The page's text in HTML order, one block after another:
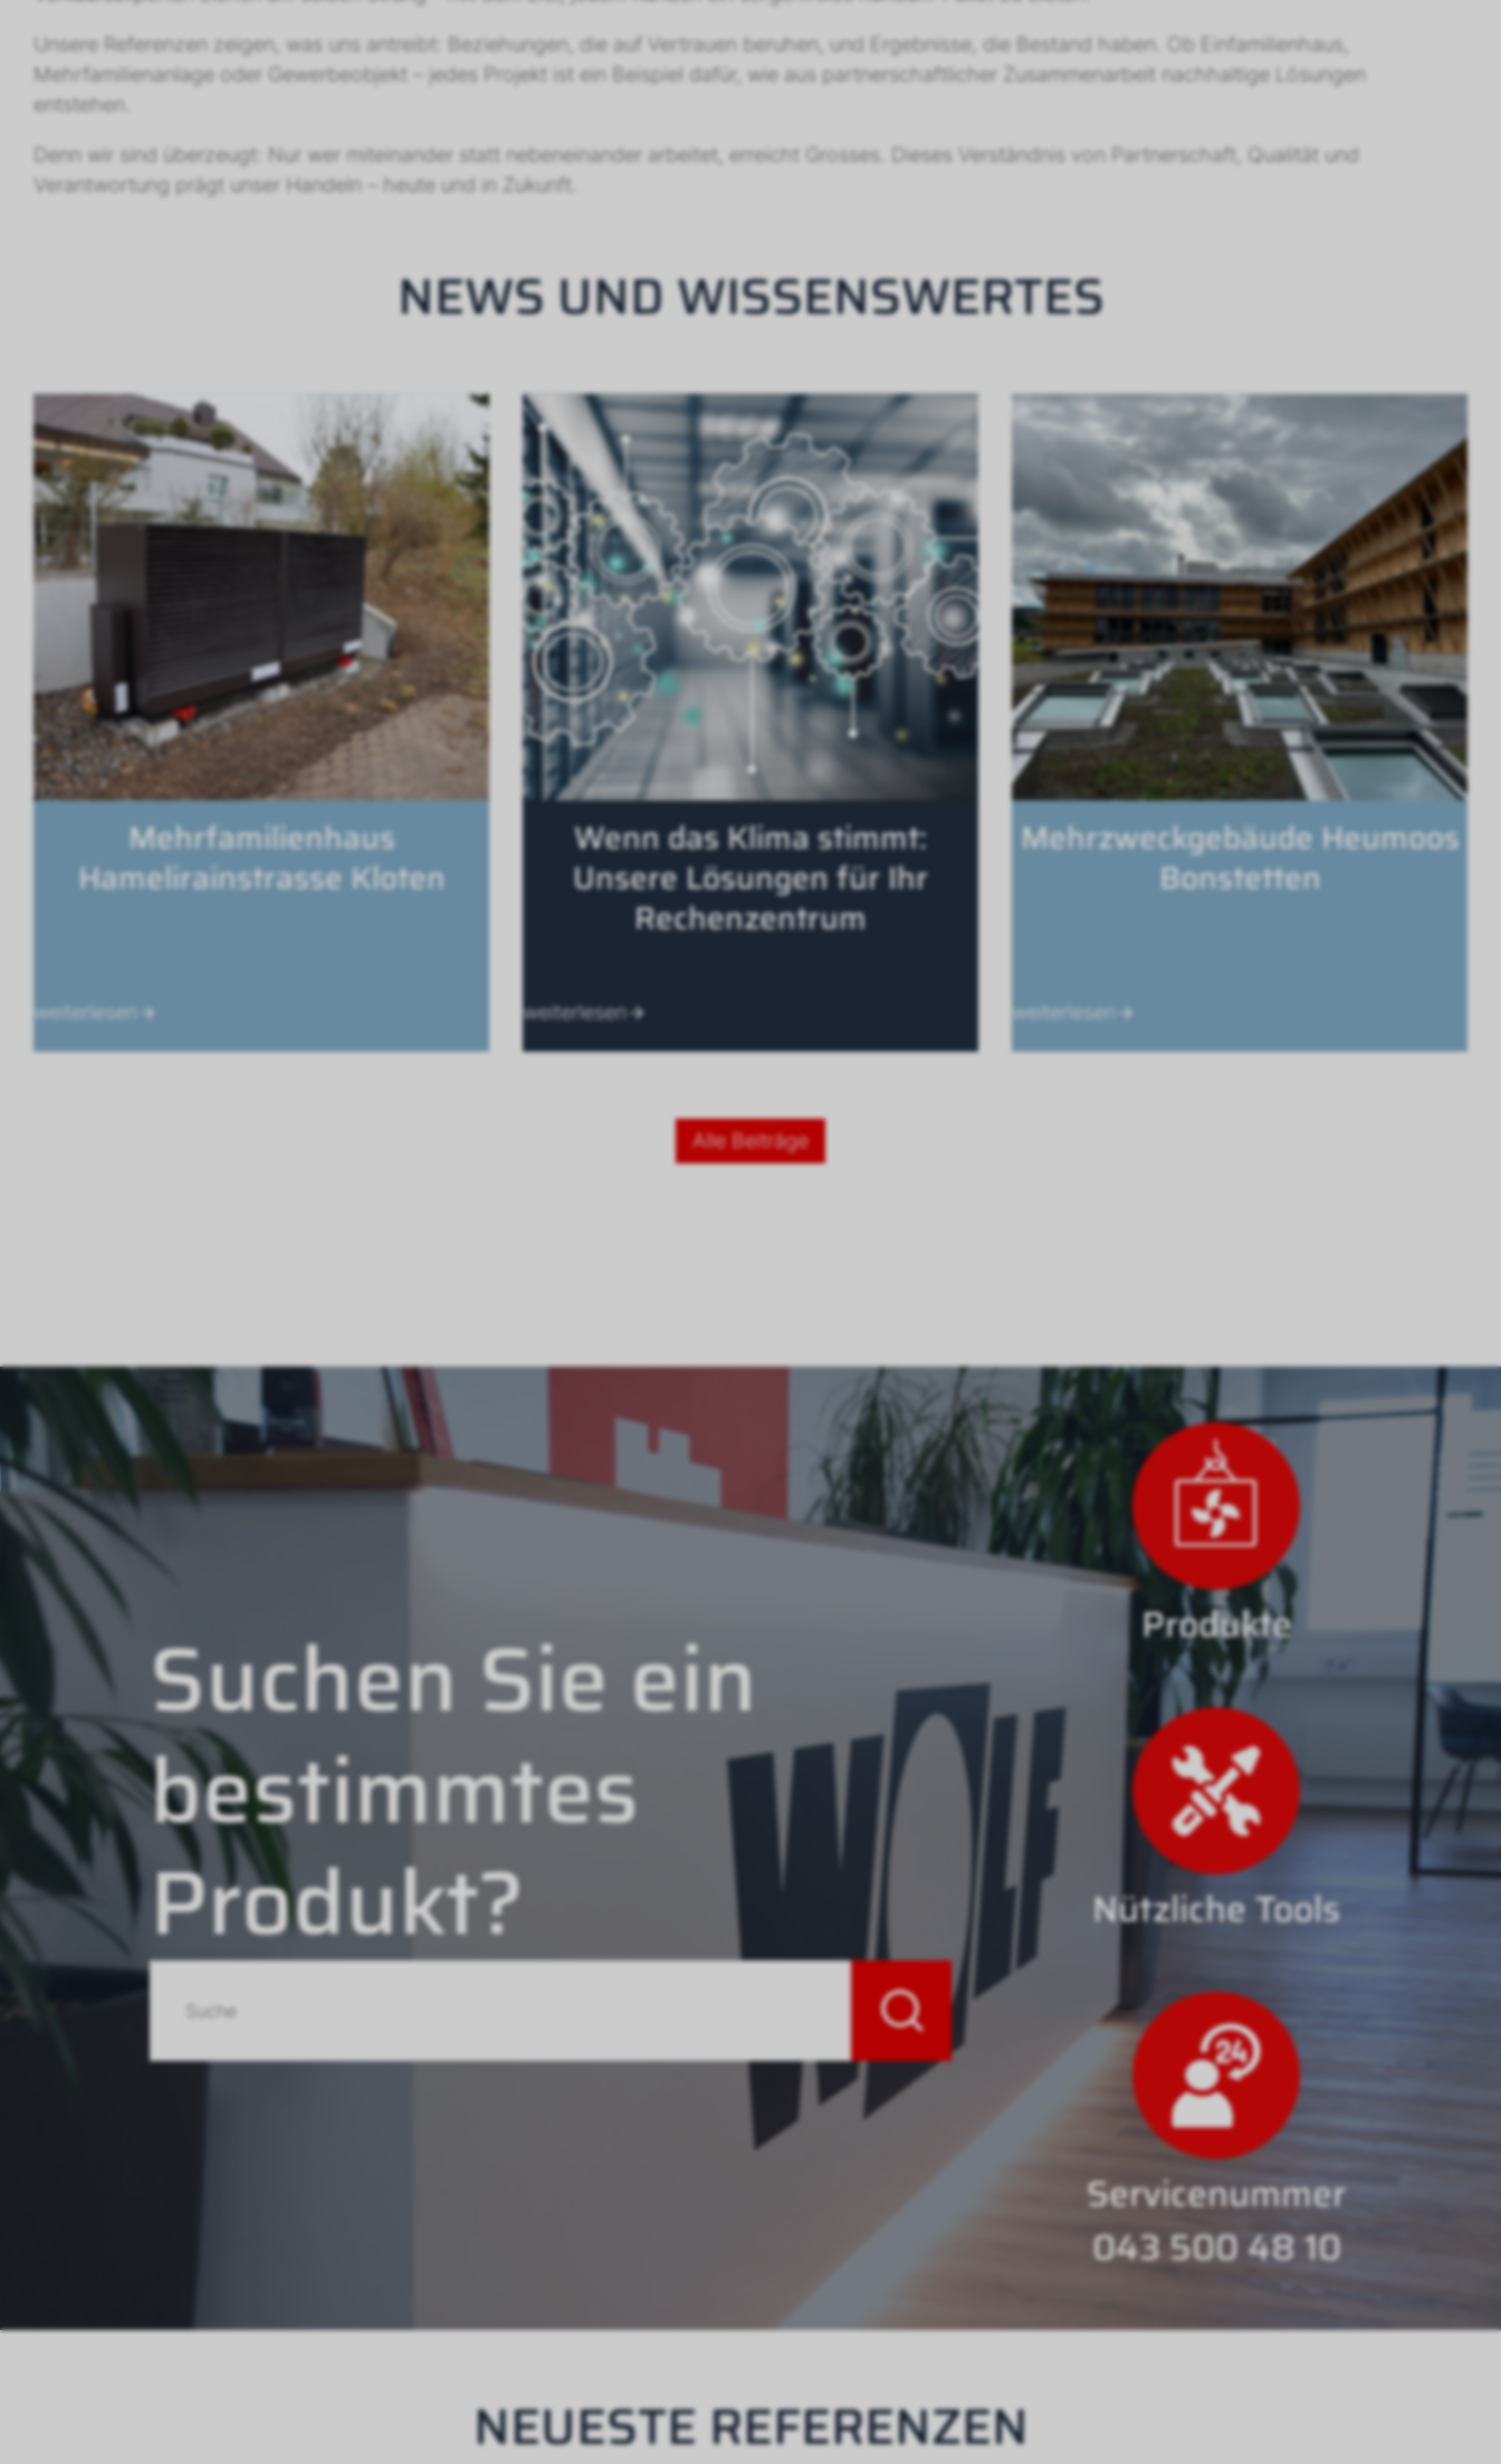
Unsere Referenzen zeigen, was uns antreibt: Beziehungen, die auf Vertrauen beruhen, und Ergebnisse, die Bestand haben. Ob Einfamilienhaus,
Mehrfamilienanlage oder Gewerbeobjekt – jedes Projekt ist ein Beispiel dafür, wie aus partnerschaftlicher Zusammenarbeit nachhaltige Lösungen
entstehen.
Denn wir sind überzeugt: Nur wer miteinander statt nebeneinander arbeitet, erreicht Grosses. Dieses Verständnis von Partnerschaft, Qualität und
Verantwortung prägt unser Handeln – heute und in Zukunft.
NEWS UND WISSENSWERTES
Mehrfamilienhaus
Hamelirainstrasse Kloten
weiterlesen
Wenn das Klima stimmt:
Unsere Lösungen für Ihr
Rechenzentrum
weiterlesen
Mehrzweckgebäude Heumoos
Bonstetten
weiterlesen
Alle Beiträge
Suchen Sie ein
bestimmtes
Produkt?
Produkte
Nützliche Tools
Servicenummer
043 500 48 10
NEUESTE REFERENZEN